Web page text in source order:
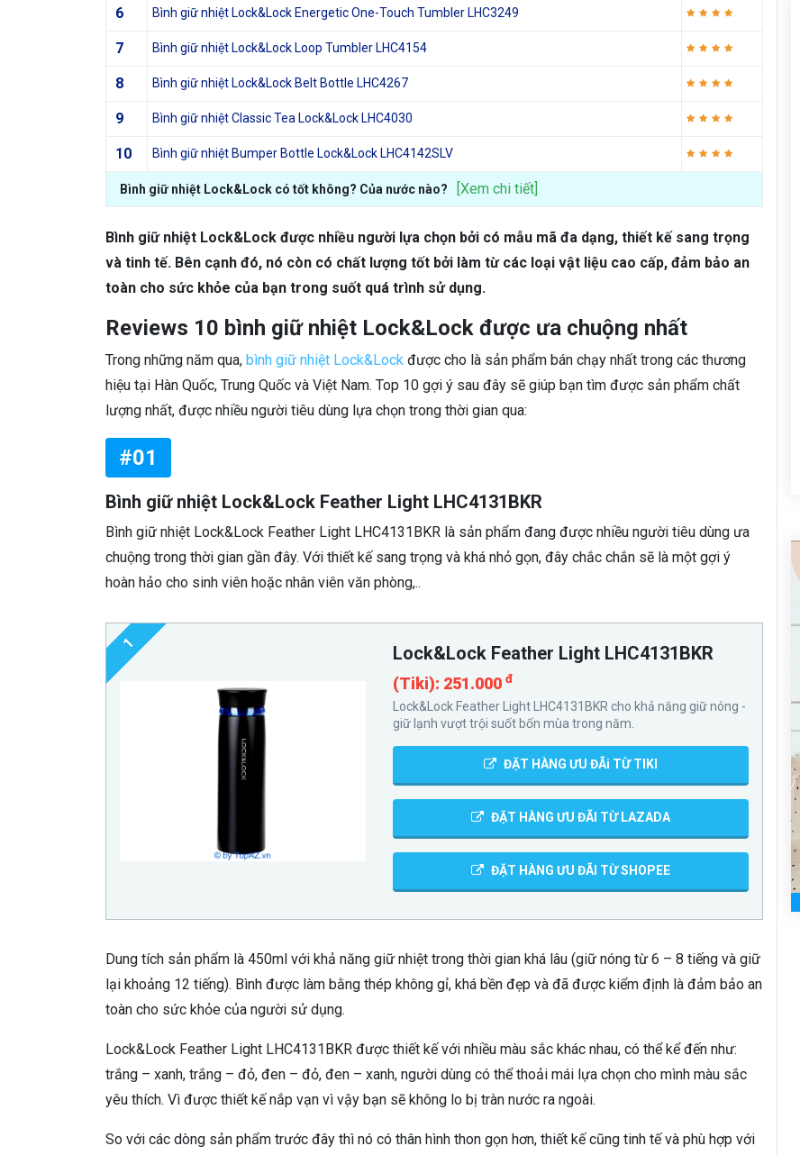
6 Bình giữ nhiệt Lock&Lock Energetic One-Touch Tumbler LHC3249
7 Bình giữ nhiệt Lock&Lock Loop Tumbler LHC4154
8 Bình giữ nhiệt Lock&Lock Belt Bottle LHC4267
9 Bình giữ nhiệt Classic Tea Lock&Lock LHC4030
10 Bình giữ nhiệt Bumper Bottle Lock&Lock LHC4142SLV
Bình giữ nhiệt Lock&Lock có tốt không? Của nước nào? [Xem chi tiết]
Bình giữ nhiệt Lock&Lock được nhiều người lựa chọn bởi có mẫu mã đa dạng, thiết kế sang trọng
và tinh tế. Bên cạnh đó, nó còn có chất lượng tốt bởi làm từ các loại vật liệu cao cấp, đảm bảo an
toàn cho sức khỏe của bạn trong suốt quá trình sử dụng.
Reviews 10 bình giữ nhiệt Lock&Lock được ưa chuộng nhất
Trong những năm qua, bình giữ nhiệt Lock&Lock được cho là sản phẩm bán chạy nhất trong các thương
hiệu tại Hàn Quốc, Trung Quốc và Việt Nam. Top 10 gợi ý sau đây sẽ giúp bạn tìm được sản phẩm chất
lượng nhất, được nhiều người tiêu dùng lựa chọn trong thời gian qua:
#01
Bình giữ nhiệt Lock&Lock Feather Light LHC4131BKR
Bình giữ nhiệt Lock&Lock Feather Light LHC4131BKR là sản phẩm đang được nhiều người tiêu dùng ưa
chuộng trong thời gian gần đây. Với thiết kế sang trọng và khá nhỏ gọn, đây chắc chắn sẽ là một gợi ý
hoàn hảo cho sinh viên hoặc nhân viên văn phòng,..
1 Lock&Lock Feather Light LHC4131BKR
(Tiki): 251.000đ
Lock&Lock Feather Light LHC4131BKR cho khả năng giữ nóng -
giữ lạnh vượt trội suốt bốn mùa trong năm.
ĐẶT HÀNG ƯU ĐÃi TỪ TIKI
ĐẶT HÀNG ƯU ĐÃI TỪ LAZADA
ĐẶT HÀNG ƯU ĐÃI TỪ SHOPEE
Dung tích sản phẩm là 450ml với khả năng giữ nhiệt trong thời gian khá lâu (giữ nóng từ 6 – 8 tiếng và giữ
lại khoảng 12 tiếng). Bình được làm bằng thép không gỉ, khá bền đẹp và đã được kiểm định là đảm bảo an
toàn cho sức khỏe của người sử dụng.
Lock&Lock Feather Light LHC4131BKR được thiết kế với nhiều màu sắc khác nhau, có thể kể đến như:
trắng – xanh, trắng – đỏ, đen – đỏ, đen – xanh, người dùng có thể thoải mái lựa chọn cho mình màu sắc
yêu thích. Vì được thiết kế nắp vạn vì vậy bạn sẽ không lo bị tràn nước ra ngoài.
So với các dòng sản phẩm trước đây thì nó có thân hình thon gọn hơn, thiết kế cũng tinh tế và phù hợp với